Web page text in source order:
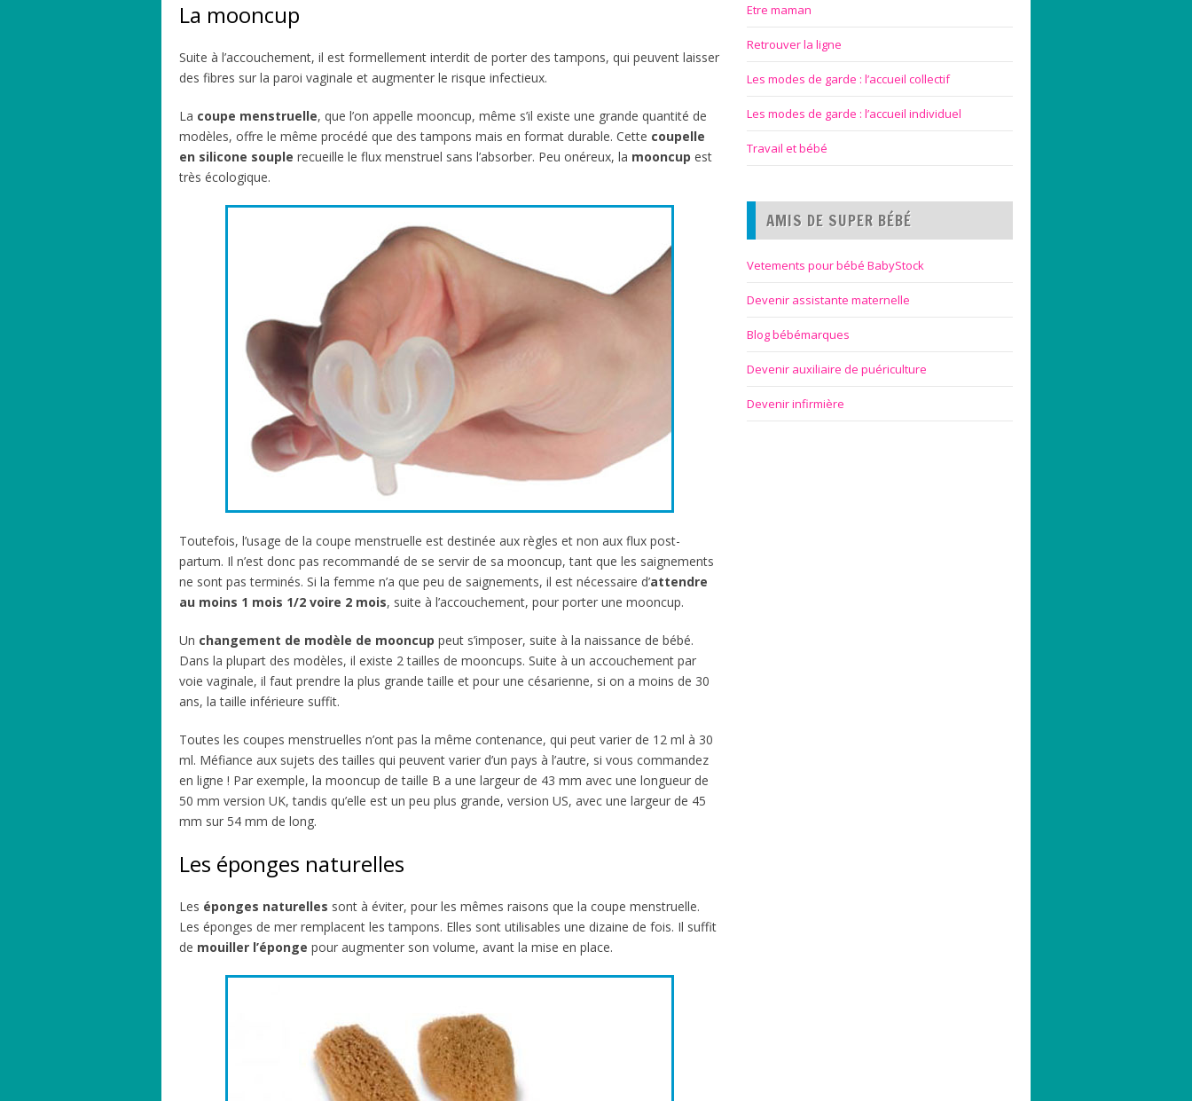
La mooncup
Suite à l’accouchement, il est formellement interdit de porter des tampons, qui peuvent laisser
des fibres sur la paroi vaginale et augmenter le risque infectieux.
La coupe menstruelle, que l’on appelle mooncup, même s’il existe une grande quantité de
modèles, offre le même procédé que des tampons mais en format durable. Cette coupelle
en silicone souple recueille le flux menstruel sans l’absorber. Peu onéreux, la mooncup est
très écologique.
Toutefois, l’usage de la coupe menstruelle est destinée aux règles et non aux flux post-
partum. Il n’est donc pas recommandé de se servir de sa mooncup, tant que les saignements
ne sont pas terminés. Si la femme n’a que peu de saignements, il est nécessaire d’attendre
au moins 1 mois 1/2 voire 2 mois, suite à l’accouchement, pour porter une mooncup.
Un changement de modèle de mooncup peut s’imposer, suite à la naissance de bébé.
Dans la plupart des modèles, il existe 2 tailles de mooncups. Suite à un accouchement par
voie vaginale, il faut prendre la plus grande taille et pour une césarienne, si on a moins de 30
ans, la taille inférieure suffit.
Toutes les coupes menstruelles n’ont pas la même contenance, qui peut varier de 12 ml à 30
ml. Méfiance aux sujets des tailles qui peuvent varier d’un pays à l’autre, si vous commandez
en ligne ! Par exemple, la mooncup de taille B a une largeur de 43 mm avec une longueur de
50 mm version UK, tandis qu’elle est un peu plus grande, version US, avec une largeur de 45
mm sur 54 mm de long.
Les éponges naturelles
Les éponges naturelles sont à éviter, pour les mêmes raisons que la coupe menstruelle.
Les éponges de mer remplacent les tampons. Elles sont utilisables une dizaine de fois. Il suffit
de mouiller l’éponge pour augmenter son volume, avant la mise en place.
Etre maman
Retrouver la ligne
Les modes de garde : l’accueil collectif
Les modes de garde : l’accueil individuel
Travail et bébé
AMIS DE SUPER BÉBÉ
Vetements pour bébé BabyStock
Devenir assistante maternelle
Blog bébémarques
Devenir auxiliaire de puériculture
Devenir infirmière